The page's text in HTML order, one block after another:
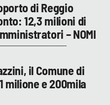
di Reggio
12,3 milioni di
– NOMI
il Comune di
milione e 200mila